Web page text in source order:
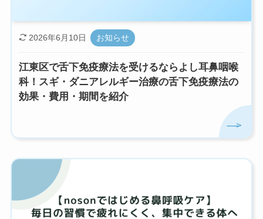
江東区で舌下免疫療法を受けるならよし耳鼻咽喉
科！スギ・ダニアレルギー治療の舌下免疫療法の
効果・費用・期間を紹介
2026年6月10日 お知らせ